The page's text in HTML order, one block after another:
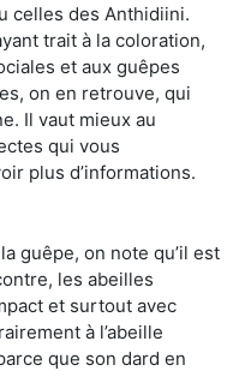
celles des Anthidiini.
trait à la coloration,
et aux guêpes
on en retrouve, qui
Il vaut mieux au
qui vous
plus d’informations.
guêpe, on note qu’il est
les abeilles
et surtout avec
à l’abeille
que son dard en